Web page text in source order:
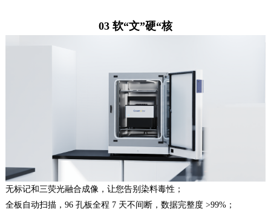
03 软“文”硬“核
无标记和三荧光融合成像，让您告别染料毒性；
全板自动扫描，96 孔板全程 7 天不间断，数据完整度 >99%；